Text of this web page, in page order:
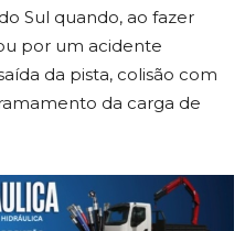
Sul quando, ao fazer
por um acidente
da pista, colisão com
da carga de